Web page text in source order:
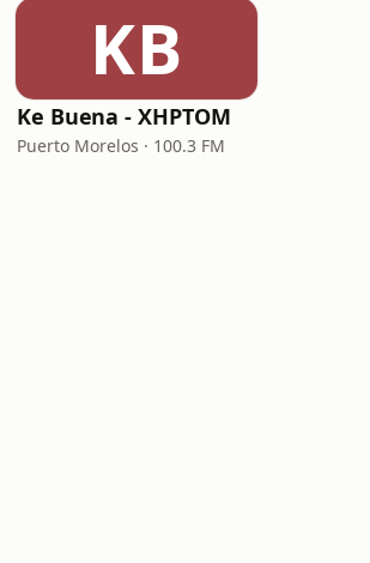
KB
Ke Buena - XHPTOM
Puerto Morelos · 100.3 FM